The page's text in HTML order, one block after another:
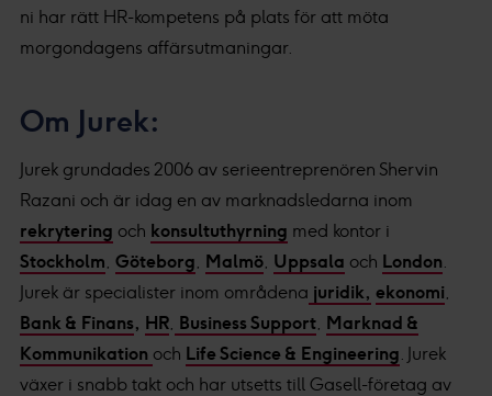
ni har rätt HR-kompetens på plats för att möta
morgondagens affärsutmaningar.
Om Jurek:
Jurek grundades 2006 av serieentreprenören Shervin
Razani och är idag en av marknadsledarna inom
rekrytering och konsultuthyrning med kontor i
Stockholm, Göteborg, Malmö, Uppsala och London.
Jurek är specialister inom områdena juridik, ekonomi,
Bank & Finans, HR, Business Support, Marknad &
Kommunikation och Life Science & Engineering. Jurek
växer i snabb takt och har utsetts till Gasell-företag av